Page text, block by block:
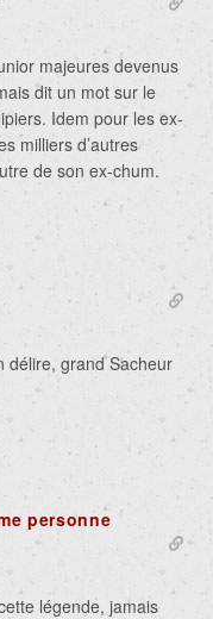
majeures devenus
dit un mot sur le
Idem pour les ex-
milliers d’autres
de son ex-chum.
délire, grand Sacheur
personne
légende, jamais